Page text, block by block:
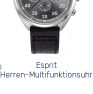
Esprit
Herren-Multifunktionsuhr